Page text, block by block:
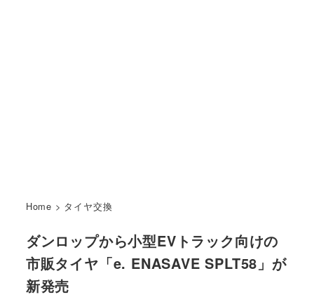
Home > タイヤ交換
ダンロップから小型EVトラック向けの
市販タイヤ「e. ENASAVE SPLT58」が
新発売